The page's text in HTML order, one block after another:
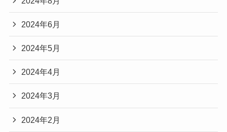
2024年6月
2024年5月
2024年4月
2024年3月
2024年2月